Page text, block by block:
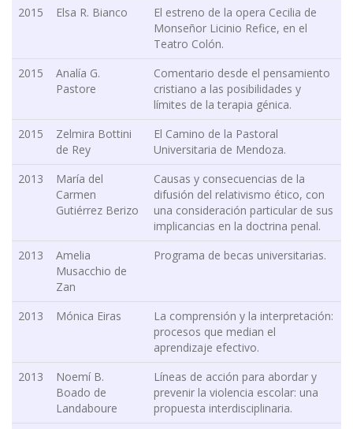
2015
Elsa R. Bianco
El estreno de la opera Cecilia de
Monseñor Licinio Refice, en el
Teatro Colón.
2015
Analía G.
Pastore
Comentario desde el pensamiento
cristiano a las posibilidades y
límites de la terapia génica.
2015
Zelmira Bottini
de Rey
El Camino de la Pastoral
Universitaria de Mendoza.
2013
María del
Carmen
Gutiérrez Berizo
Causas y consecuencias de la
difusión del relativismo ético, con
una consideración particular de sus
implicancias en la doctrina penal.
2013
Amelia
Musacchio de
Zan
Programa de becas universitarias.
2013 Mónica Eiras
La comprensión y la interpretación:
procesos que median el
aprendizaje efectivo.
2013
Noemí B.
Boado de
Landaboure
Líneas de acción para abordar y
prevenir la violencia escolar: una
propuesta interdisciplinaria.